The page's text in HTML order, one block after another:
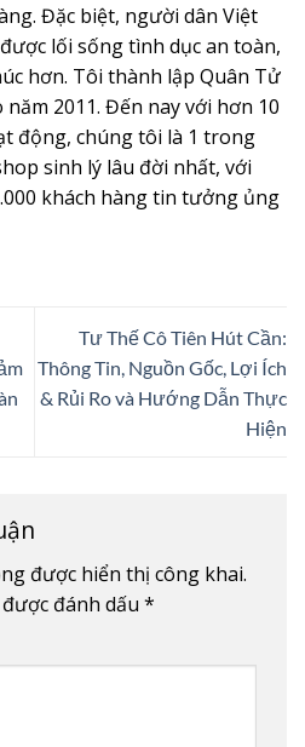
Đặc biệt, người dân Việt
lối sống tình dục an toàn,
hơn. Tôi thành lập Quân Tử
năm 2011. Đến nay với hơn 10
động, chúng tôi là 1 trong
sinh lý lâu đời nhất, với
khách hàng tin tưởng ủng
Tư Thế Cô Tiên Hút Cần:
Thông Tin, Nguồn Gốc, Lợi Ích
& Rủi Ro và Hướng Dẫn Thực
Hiện
được hiển thị công khai.
đánh dấu *